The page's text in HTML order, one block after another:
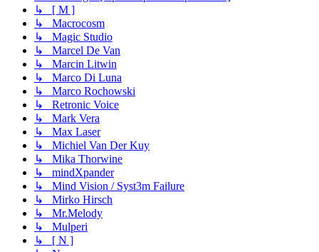
↳ [ M ]
↳ Macrocosm
↳ Magic Studio
↳ Marcel De Van
↳ Marcin Litwin
↳ Marco Di Luna
↳ Marco Rochowski
↳ Retronic Voice
↳ Mark Vera
↳ Max Laser
↳ Michiel Van Der Kuy
↳ Mika Thorwine
↳ mindXpander
↳ Mind Vision / Syst3m Failure
↳ Mirko Hirsch
↳ Mr.Melody
↳ Mulperi
↳ [ N ]